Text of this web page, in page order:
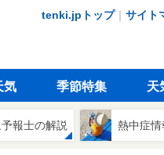
tenki.jpトップ｜ サイト
気 季節特集 天
報士の解説 熱中症情